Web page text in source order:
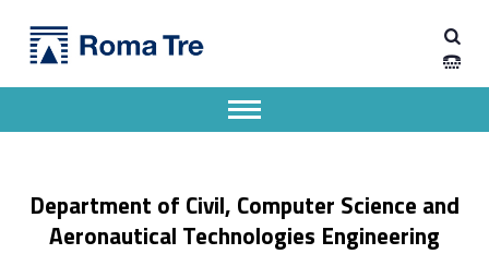
Canale: Dipartimento di Scienze della Formazione - Tirocinio SFP Vecchio Ordinamento - Dipartimento di Ingegneria Civile, Informatica e delle Tecnologie Aeronautiche
Department of Civil, Computer Science and
Aeronautical Technologies Engineering
Apri il menu secondario
Header info sidebar